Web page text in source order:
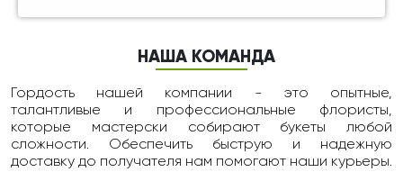
НАША КОМАНДА
Гордость нашей компании - это опытные,
талантливые и профессиональные флористы,
которые мастерски собирают букеты любой
сложности. Обеспечить быструю и надежную
доставку до получателя нам помогают наши курьеры.